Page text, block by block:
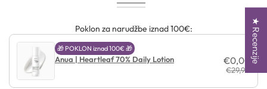
ORIGINAL
NUDE
Poklon za narudžbe iznad 100€:
🎁 POKLON iznad 100€ 🎁
Anua | Heartleaf 70% Daily Lotion €0,00
€29,90
★ Recenzije